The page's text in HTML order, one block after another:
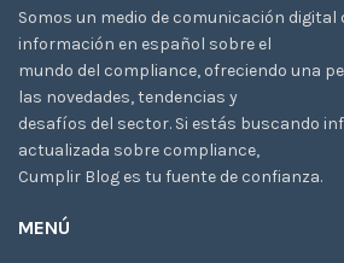
Somos un medio de comunicación digital
información en español sobre el
mundo del compliance, ofreciendo una
las novedades, tendencias y
desafíos del sector. Si estás buscando
actualizada sobre compliance,
Cumplir Blog es tu fuente de confianza.
MENÚ